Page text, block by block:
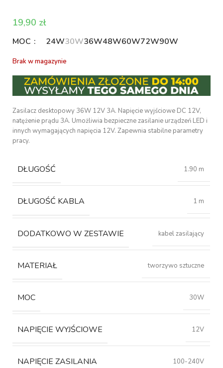
zł
MOC 24W30W36W48W60W72W90W
Brak w magazynie
Zasilacz desktopowy 36W 12V 3A. Napięcie wyjściowe DC 12V,
natężenie prądu 3A. Umożliwia bezpieczne zasilanie urządzeń LED i
innych wymagających napięcia 12V. Zapewnia stabilne parametry
pracy.
DŁUGOŚĆ 1.90 m
DŁUGOŚĆ KABLA 1 m
DODATKOWO W ZESTAWIE kabel zasilający
MATERIAŁ tworzywo sztuczne
MOC 30W
NAPIĘCIE WYJŚCIOWE 12V
NAPIĘCIE ZASILANIA 100-240V